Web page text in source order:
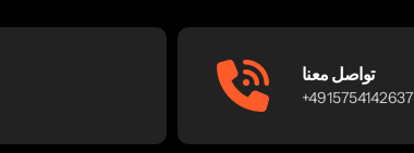
تواصل معنا
+4915754142637